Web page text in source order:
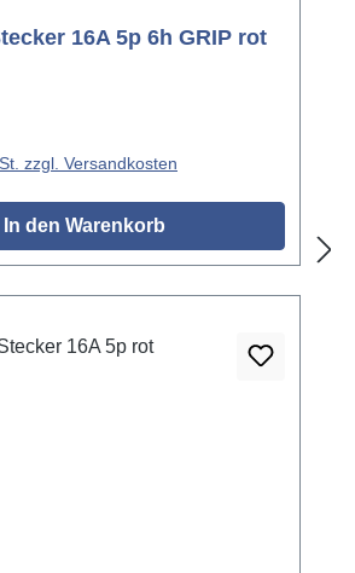
16A 5p 6h GRIP rot
zzgl. Versandkosten
In den Warenkorb